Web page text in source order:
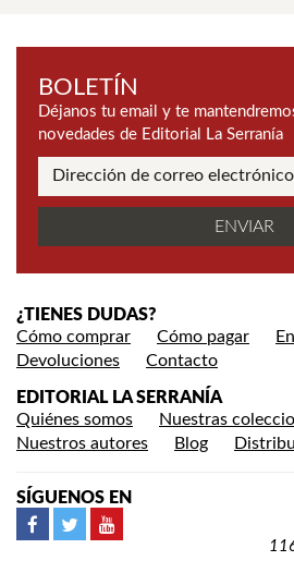
BOLETÍN
Déjanos tu email y te
novedades de Editorial La Serranía
¿TIENES DUDAS?
Cómo comprar
Cómo pagar
Devoluciones
Contacto
EDITORIAL LA SERRANÍA
Quiénes somos
Nuestras
Nuestros autores
Blog
SÍGUENOS EN